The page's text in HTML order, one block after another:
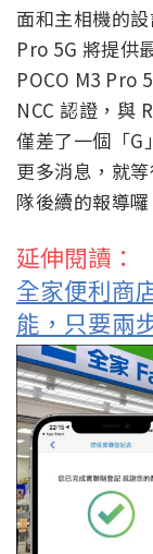
面和主相機的
Pro 5G 將提供
POCO M3 Pro
NCC 認證，與
僅差了一個「G
更多消息，就
隊後續的報導囉
延伸閱讀：
全家便利商
能，只要兩